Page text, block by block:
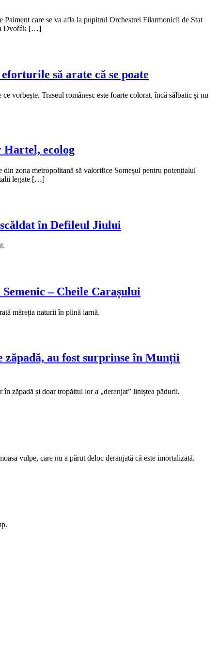
care se va afla la pupitrul Orchestrei Filarmonicii de Stat
Dvořák […]
să arate că se poate
vorbește. Traseul românesc este foarte colorat, încă sălbatic și nu
Hartel, ecolog
zona metropolitană să valorifice Someșul pentru potențialul
legate […]
în Defileul Jiului
– Cheile Carașului
măreția naturii în plină iarnă.
zăpadă, au fost surprinse în Munții
zăpadă și doar tropăitul lor a „deranjat” liniștea pădurii.
vulpe, care nu a părut deloc deranjată că este imortalizată.